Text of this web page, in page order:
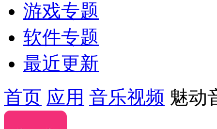
游戏专题
软件专题
最近更新
首页 应用 音乐视频 魅动